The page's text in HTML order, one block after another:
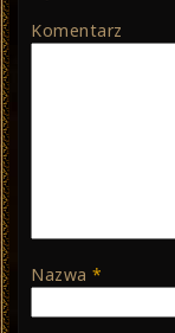
Komentarz
Nazwa*